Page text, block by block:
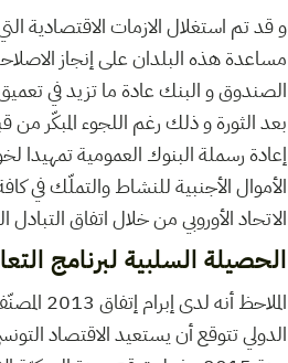
و قد تم استغلال الازمات الاقتصادية
مساعدة هذه البلدان على إنجاز
بعد الثورة و ذلك رغم اللجوء المبكّر من
إعادة رسملة البنوك العمومية تمهيدا
الأموال الأجنبية للنشاط والتملّك في
الاتحاد الأوروبي من خلال اتفاق
الحصيلة السلبية لبرنامج